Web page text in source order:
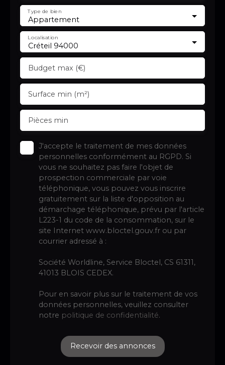
Appartement
Type de bien
Créteil 94000
Localisation
Budget max (€)
Surface min (m²)
Pièces min
J'accepte le traitement de mes données
personnelles conformément au RGPD. Si
vous ne souhaitez pas faire l'objet de
prospection commerciale par voie
téléphonique, vous pouvez vous inscrire
gratuitement sur la liste d'opposition au
démarchage téléphonique, prévu par l'article
L223-1 du code de la consommation, sur le
site Internet www.bloctel.gouv.fr ou par
courrier adressé à :
Société Worldline, Service Bloctel, CS 61311,
41013 BLOIS CEDEX.
Pour en savoir plus sur le traitement de vos
données personnelles, veuillez consulter
notre politique de confidentialité.
Recevoir des annonces